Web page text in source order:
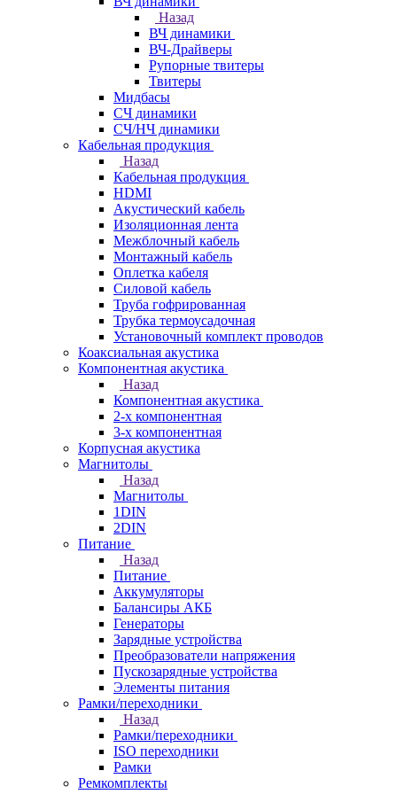
Назад
ВЧ динамики
ВЧ-Драйверы
Рупорные твитеры
Твитеры
Мидбасы
СЧ динамики
СЧ/НЧ динамики
Кабельная продукция
Назад
Кабельная продукция
HDMI
Акустический кабель
Изоляционная лента
Межблочный кабель
Монтажный кабель
Оплетка кабеля
Силовой кабель
Труба гофрированная
Трубка термоусадочная
Установочный комплект проводов
Коаксиальная акустика
Компонентная акустика
Назад
Компонентная акустика
2-х компонентная
3-х компонентная
Корпусная акустика
Магнитолы
Назад
Магнитолы
1DIN
2DIN
Питание
Назад
Питание
Аккумуляторы
Балансиры АКБ
Генераторы
Зарядные устройства
Преобразователи напряжения
Пускозарядные устройства
Элементы питания
Рамки/переходники
Назад
Рамки/переходники
ISO переходники
Рамки
Ремкомплекты